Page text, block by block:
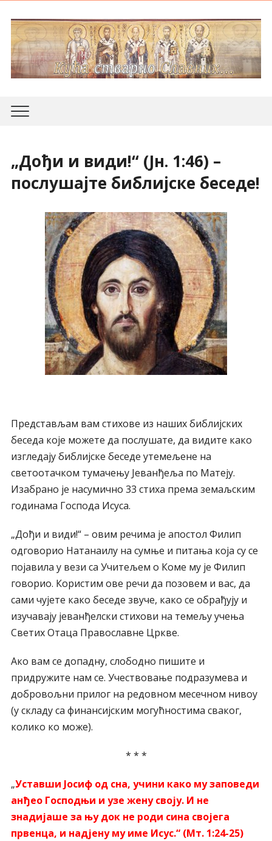
„Дођи и види!“ (Јн. 1:46) –
послушајте библијске беседе!
Представљам вам стихове из наших библијских
беседа које можете да послушате, да видите како
изгледају библијске беседе утемељене на
светоотачком тумачењу Јеванђеља по Матеју.
Изабрано је насумично 33 стиха према земаљским
годинама Господа Исуса.
„Дођи и види!“ – овим речима је апостол Филип
одговорио Натанаилу на сумње и питања која су се
појавила у вези са Учитељем о Коме му је Филип
говорио. Користим ове речи да позовем и вас, да
сами чујете како беседе звуче, како се обрађују и
изучавају јеванђелски стихови на темељу учења
Светих Отаца Православне Цркве.
Ако вам се допадну, слободно пишите и
придружите нам се. Учествовање подразумева и
добровољни прилог на редовном месечном нивоу
(у складу са финансијским могућностима сваког,
колико ко може).
* * *
„Уставши Јосиф од сна, учини како му заповеди
анђео Господњи и узе жену своју. И не
знадијаше за њу док не роди сина својега
првенца, и надјену му име Исус.“ (Мт. 1:24-25)